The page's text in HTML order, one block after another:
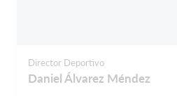
Director Deportivo
Daniel Álvarez Méndez